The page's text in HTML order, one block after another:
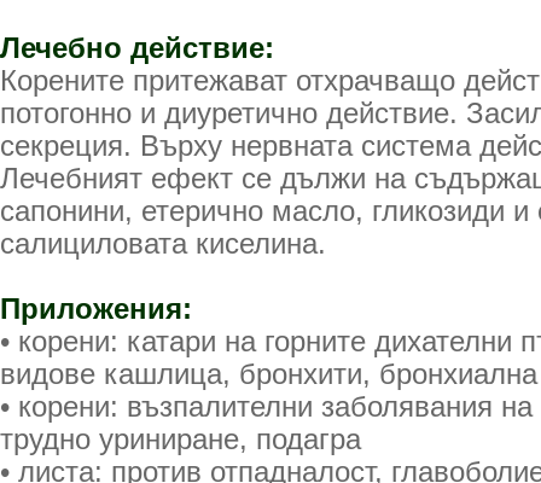
Лечебно действие:
Корените притежават отхрачващо
потогонно и диуретично действие.
секреция. Върху нервната система
Лечебният ефект се дължи на
сапонини, етерично масло, гликозиди и
салициловата киселина.
Приложения:
• корени: катари на горните дихателни
видове кашлица, бронхити,
• корени: възпалителни заболявания
трудно уриниране, подагра
• листа: против отпадналост,